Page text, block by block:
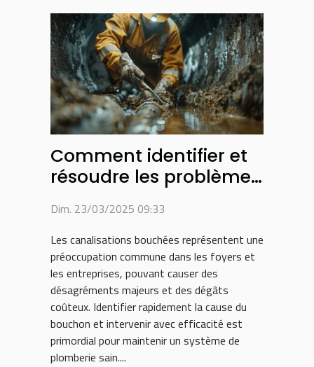
Comment identifier et
résoudre les problèmes
bouchées
Dim. 23/03/2025 09:33
Les canalisations bouchées représentent une
préoccupation commune dans les foyers et
les entreprises, pouvant causer des
désagréments majeurs et des dégâts
coûteux. Identifier rapidement la cause du
bouchon et intervenir avec efficacité est
primordial pour maintenir un système de
plomberie sain....